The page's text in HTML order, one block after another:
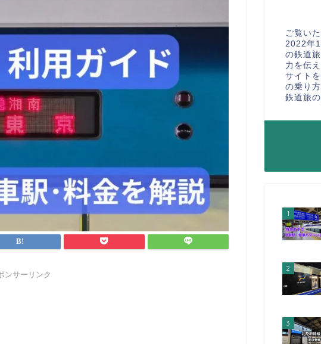
ンサーリンク
ご覧い
2022年
の鉄道
力を伝
サイト
の乗り
鉄道旅
1
2
3